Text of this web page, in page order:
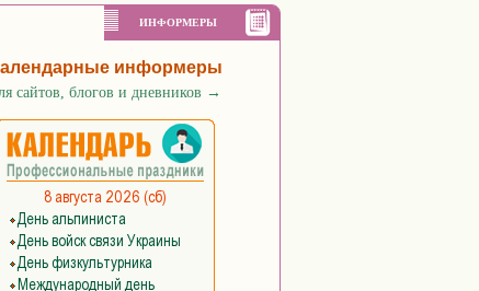
ИНФОРМЕРЫ
информеры
сайтов, блогов и дневников →